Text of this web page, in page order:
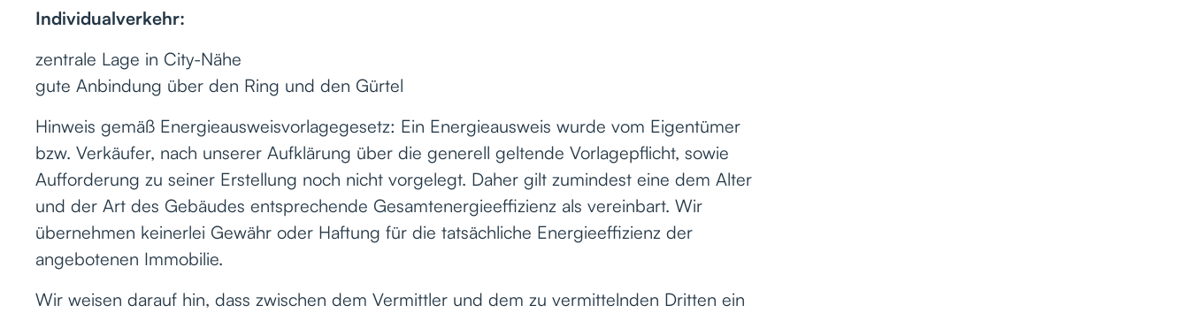
Individualverkehr:
zentrale Lage in City-Nähe
gute Anbindung über den Ring und den Gürtel
Hinweis gemäß Energieausweisvorlagegesetz: Ein Energieausweis wurde vom Eigentümer
bzw. Verkäufer, nach unserer Aufklärung über die generell geltende Vorlagepflicht, sowie
Aufforderung zu seiner Erstellung noch nicht vorgelegt. Daher gilt zumindest eine dem Alter
und der Art des Gebäudes entsprechende Gesamtenergieeffizienz als vereinbart. Wir
übernehmen keinerlei Gewähr oder Haftung für die tatsächliche Energieeffizienz der
angebotenen Immobilie.
Wir weisen darauf hin, dass zwischen dem Vermittler und dem zu vermittelnden Dritten ein